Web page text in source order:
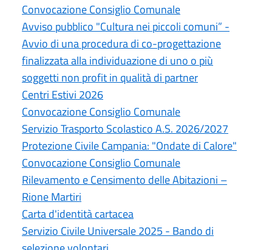
Convocazione Consiglio Comunale
Avviso pubblico "Cultura nei piccoli comuni” -
Avvio di una procedura di co-progettazione
finalizzata alla individuazione di uno o più
soggetti non profit in qualità di partner
Centri Estivi 2026
Convocazione Consiglio Comunale
Servizio Trasporto Scolastico A.S. 2026/2027
Protezione Civile Campania: "Ondate di Calore"
Convocazione Consiglio Comunale
Rilevamento e Censimento delle Abitazioni –
Rione Martiri
Carta d'identità cartacea
Servizio Civile Universale 2025 - Bando di